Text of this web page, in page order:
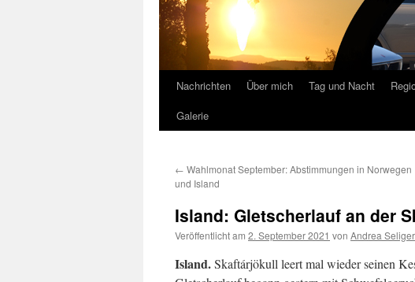
Nachrichten Über mich Tag und Nacht
Galerie
← Wahlmonat September: Abstimmungen in Norwegen
und Island
Island: Gletscherlauf an der
Veröffentlicht am 2. September 2021 von Andrea Seliger
Island.Skaftárjökull leert mal wieder seinen